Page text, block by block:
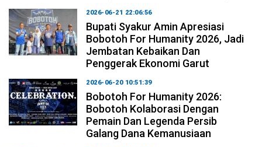
2026-06-21 22:06:56
Bupati Syakur Amin Apresiasi
Bobotoh For Humanity 2026, Jadi
Jembatan Kebaikan Dan
Penggerak Ekonomi Garut
2026-06-20 10:51:39
Bobotoh For Humanity 2026:
Bobotoh Kolaborasi Dengan
Pemain Dan Legenda Persib
Galang Dana Kemanusiaan